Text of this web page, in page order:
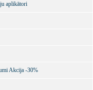
aplikātori
Akcija -30%